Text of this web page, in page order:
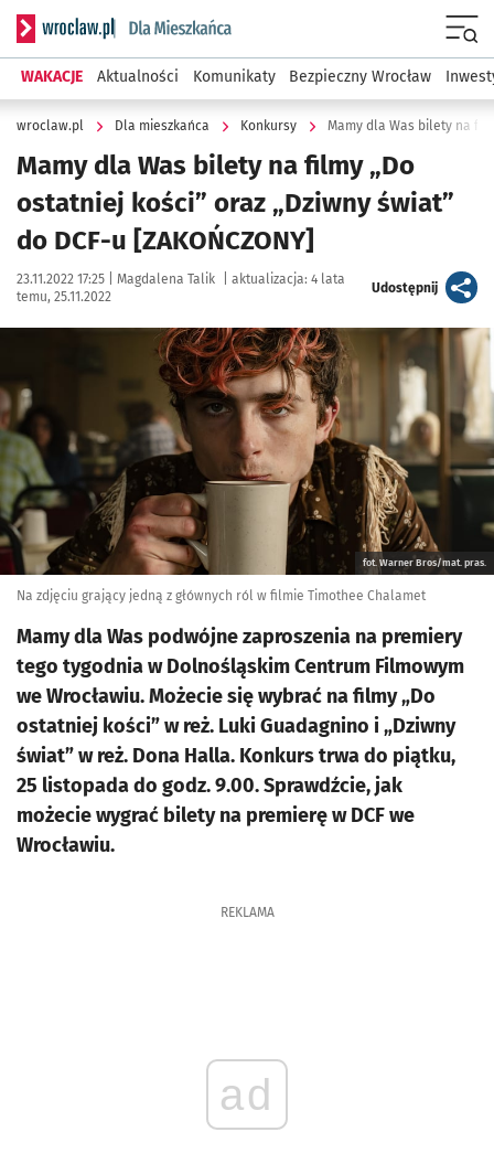
Serwis informacyjny wroclaw.pl podserwis: Dla mieszkańca
WAKACJE Aktualności Komunikaty Bezpieczny Wrocław
wroclaw.pl Dla mieszkańca Konkursy
Mamy dla Was bilety na filmy „Do
ostatniej kości” oraz „Dziwny świat”
do DCF-u [ZAKOŃCZONY]
Data publikacji:
23.11.2022 17:25 | Autor:
Magdalena Talik aktualizacja: 4 lata
temu, 25.11.2022
Udostępnijartykuł
Kliknij, aby powiększyć
fot. Warner Bros/mat. pras.
Na zdjęciu grający jedną z głównych ról w filmie Timothee Chalamet
Mamy dla Was podwójne zaproszenia na premiery
tego tygodnia w Dolnośląskim Centrum Filmowym
we Wrocławiu. Możecie się wybrać na filmy „Do
ostatniej kości” w reż. Luki Guadagnino i „Dziwny
świat” w reż. Dona Halla. Konkurs trwa do piątku,
25 listopada do godz. 9.00. Sprawdźcie, jak
możecie wygrać bilety na premierę w DCF we
Wrocławiu.
REKLAMA
ad